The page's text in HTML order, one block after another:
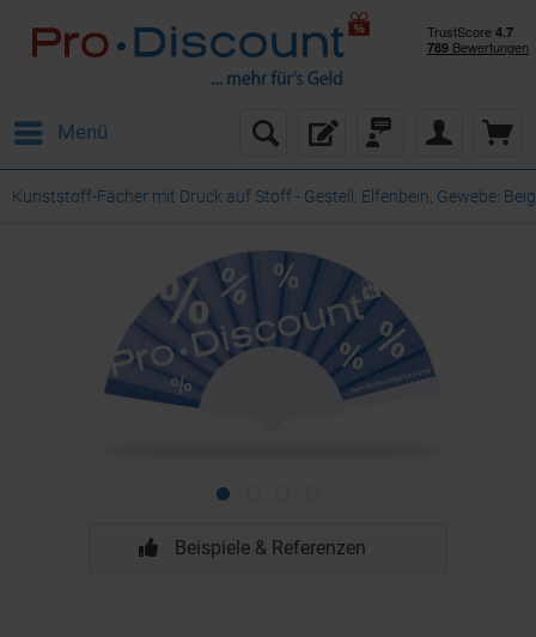
Menü
Kunststoff-Fächer mit Druck auf Stoff - Gestell: Elfenbein, Gewebe:
Beispiele & Referenzen